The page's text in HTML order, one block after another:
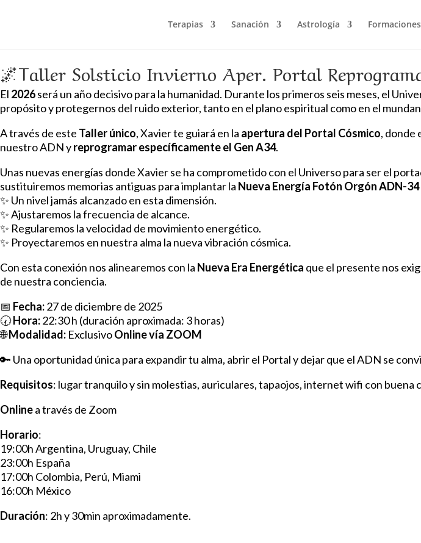
Terapias Sanación Astrología Formaciones
🌌Taller Solsticio Invierno Aper. Portal
El 2026será un año decisivo para la humanidad. Durante los primeros seis meses, el
propósito y protegernos del ruido exterior, tanto en el plano espiritual como en el
A través de este Taller único, Xavier te guiará en la apertura del Portal Cósmico, donde
nuestro ADN yreprogramar específicamente el Gen A34.
Unas nuevas energías donde Xavier se ha comprometido con el Universo para ser el
sustituiremos memorias antiguas para implantar la Nueva Energía Fotón Orgón ADN-
✨ Un nivel jamás alcanzado en esta dimensión.
✨ Ajustaremos la frecuencia de alcance.
✨ Regularemos la velocidad de movimiento energético.
✨ Proyectaremos en nuestra alma la nueva vibración cósmica.
Con esta conexión nos alinearemos con la Nueva Era Energética que el presente nos
de nuestra conciencia.
📅 Fecha:27 de diciembre de 2025
🕢Hora:22:30 h (duración aproximada: 3 horas)
🌐Modalidad: ExclusivoOnline vía ZOOM
🔑 Una oportunidad única para expandir tu alma, abrir el Portal y dejar que el ADN se
Requisitos: lugar tranquilo y sin molestias, auriculares, tapaojos, internet wifi con buena
Onlinea través de Zoom
Horario:
19:00h Argentina, Uruguay, Chile
23:00h España
17:00h Colombia, Perú, Miami
16:00h México
Duración: 2h y 30min aproximadamente.